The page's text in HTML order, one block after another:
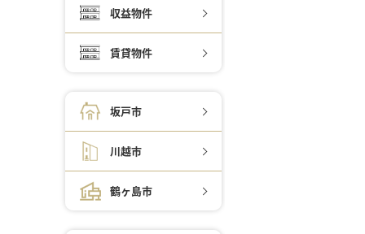
収益物件
賃貸物件
坂戸市
川越市
鶴ヶ島市